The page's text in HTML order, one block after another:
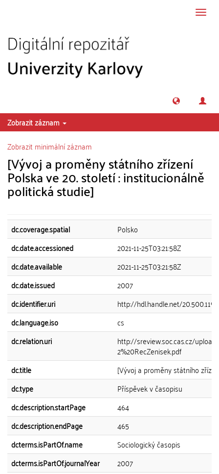
Zobrazit záznam
Zobrazit minimální záznam
[Vývoj a proměny státního zřízení
Polska ve 20. století : institucionálně
politická studie]
dc.coverage.spatial
Polsko
dc.date.accessioned
2021-11-25T03:21:58Z
dc.date.available
2021-11-25T03:21:58Z
dc.date.issued
2007
dc.identifier.uri
http://hdl.handle.net/
dc.language.iso
cs
dc.relation.uri
http://sreview.soc.cas.cz/
2%20RecZenisek.pdf
dc.title
[Vývoj a proměny státního
dc.type
Příspěvek v časopisu
dc.description.startPage
464
dc.description.endPage
465
dcterms.isPartOf.name
Sociologický časopis
dcterms.isPartOf.journalYear
2007